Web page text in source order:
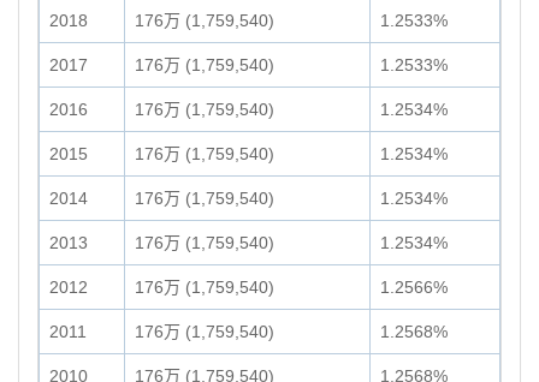
2018 176万 (1,759,540) 1.2533%
2017 176万 (1,759,540) 1.2533%
2016 176万 (1,759,540) 1.2534%
2015 176万 (1,759,540) 1.2534%
2014 176万 (1,759,540) 1.2534%
2013 176万 (1,759,540) 1.2534%
2012 176万 (1,759,540) 1.2566%
2011 176万 (1,759,540) 1.2568%
2010 176万 (1,759,540) 1.2568%